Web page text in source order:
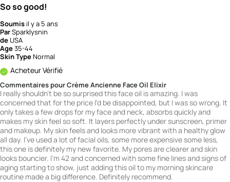
So so good!
Soumis il y a 5 ans
ParSparklysnin
deUSA
Age35-44
Skin TypeNormal
Acheteur Vérifié
Commentaires pour Crème Ancienne Face Oil Elixir
I really shouldn't be so surprised this face oil is amazing. I was
concerned that for the price I'd be disappointed, but I was so wrong. It
only takes a few drops for my face and neck, absorbs quickly and
makes my skin feel so soft. It layers perfectly under sunscreen, primer
and makeup. My skin feels and looks more vibrant with a healthy glow
all day. I've used a lot of facial oils, some more expensive some less,
this one is definitely my new favorite. My pores are clearer and skin
looks bouncier. I'm 42 and concerned with some fine lines and signs of
aging starting to show, just adding this oil to my morning skincare
routine made a big difference. Definitely recommend.